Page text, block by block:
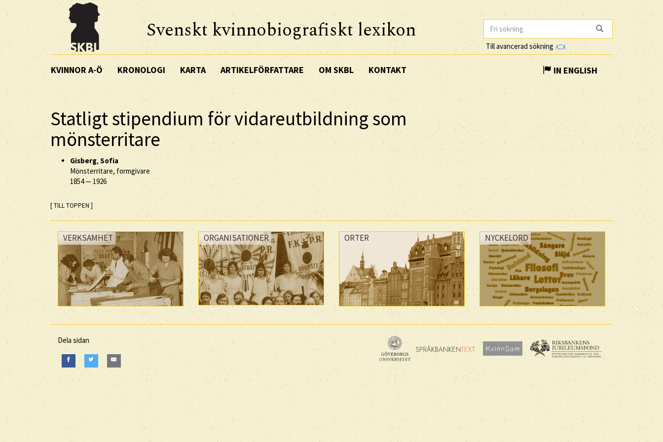
Svenskt kvinnobiografiskt lexikon
Till avancerad sökning
KVINNOR A-Ö KRONOLOGI KARTA ARTIKELFÖRFATTARE OM SKBL KONTAKT IN ENGLISH
Statligt stipendium för vidareutbildning som
mönsterritare
Gisberg,Sofia
Mönsterritare, formgivare
1854— 1926
[ TILL TOPPEN ]
VERKSAMHET ORGANISATIONER ORTER NYCKELORD
Dela sidan